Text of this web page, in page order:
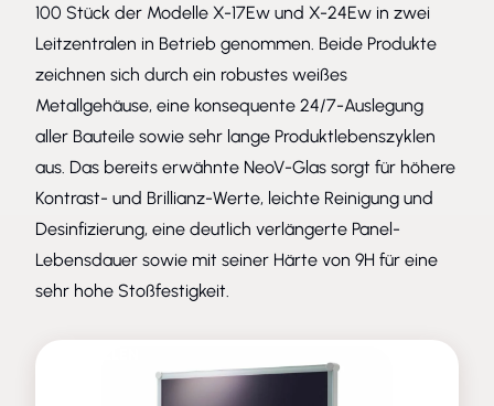
100 Stück der Modelle X-17Ew und X-24Ew in zwei
Leitzentralen in Betrieb genommen. Beide Produkte
zeichnen sich durch ein robustes weißes
Metallgehäuse, eine konsequente 24/7-Auslegung
aller Bauteile sowie sehr lange Produktlebenszyklen
aus. Das bereits erwähnte NeoV-Glas sorgt für höhere
Kontrast- und Brillianz-Werte, leichte Reinigung und
Desinfizierung, eine deutlich verlängerte Panel-
Lebensdauer sowie mit seiner Härte von 9H für eine
sehr hohe Stoßfestigkeit.